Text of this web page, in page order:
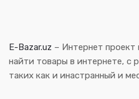
E-Bazar.uz – Интернет
найти товары в интернете, с
таких как и инастранный и